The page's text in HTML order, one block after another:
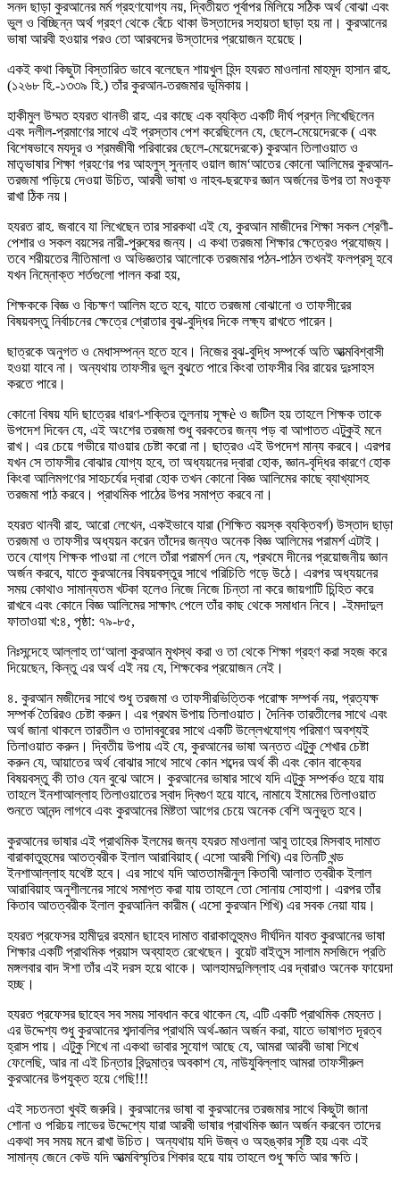
সনদ ছাড়া কুরআনের মর্ম গ্রহণযোগ্য নয়, দ্বিতীয়ত পূর্বাপর মিলিয়ে সঠিক অর্থ বোঝা এবং
ভুল ও বিচ্ছিন্ন অর্থ গ্রহণ থেকে বেঁচে থাকা উস্তাদের সহায়তা ছাড়া হয় না। কুরআনের
ভাষা আরবী হওয়ার পরও তো আরবদের উস্তাদের প্রয়োজন হয়েছে।
একই কথা কিছুটা বিস্তারিত ভাবে বলেছেন শায়খুল হিন্দ হযরত মাওলানা মাহমূদ হাসান রাহ.
(১২৬৮ হি.-১৩৩৯ হি.) তাঁর কুরআন-তরজমার ভূমিকায়।
হাকীমুল উম্মত হযরত থানভী রাহ. এর কাছে এক ব্যক্তি একটি দীর্ঘ প্রশ্ন লিখেছিলেন
এবং দলীল-প্রমাণের সাথে এই প্রস্তাব পেশ করেছিলেন যে, ছেলে-মেয়েদেরকে ( এবং
বিশেষভাবে মযদূর ও শ্রমজীবী পরিবারের ছেলে-মেয়েদেরকে) কুরআন তিলাওয়াত ও
মাতৃভাষার শিক্ষা গ্রহণের পর আহলুস্ সুন্নাহ ওয়াল জাম‘আতের কোনো আলিমের কুরআন-
তরজমা পড়িয়ে দেওয়া উচিত, আরবী ভাষা ও নাহব-ছরফের জ্ঞান অর্জনের উপর তা মওকূফ
রাখা ঠিক নয়।
হযরত রাহ. জবাবে যা লিখেছেন তার সারকথা এই যে, কুরআন মাজীদের শিক্ষা সকল শ্রেণী-
পেশার ও সকল বয়সের নারী-পুরুষের জন্য। এ কথা তরজমা শিক্ষার ক্ষেত্রেও প্রযোজ্য।
তবে শরীয়তের নীতিমালা ও অভিজ্ঞতার আলোকে তরজমার পঠন-পাঠন তখনই ফলপ্রসূ হবে
যখন নিম্নোক্ত শর্তগুলো পালন করা হয়,
শিক্ষককে বিজ্ঞ ও বিচক্ষণ আলিম হতে হবে, যাতে তরজমা বোঝানো ও তাফসীরের
বিষয়বস্তু নির্বাচনের ক্ষেত্রে শ্রোতার বুঝ-বুদ্ধির দিকে লক্ষ্য রাখতে পারেন।
ছাত্রকে অনুগত ও মেধাসম্পন্ন হতে হবে। নিজের বুঝ-বুদ্ধি সম্পর্কে অতি আত্মবিশ্বাসী
হওয়া যাবে না। অন্যথায় তাফসীর ভুল বুঝতে পারে কিংবা তাফসীর বির রায়ের দুঃসাহস
করতে পারে।
কোনো বিষয় যদি ছাত্রের ধারণ-শক্তির তুলনায় সূক্ষè ও জটিল হয় তাহলে শিক্ষক তাকে
উপদেশ দিবেন যে, এই অংশের তরজমা শুধু বরকতের জন্য পড় বা আপাতত এটুকুই মনে
রাখ। এর চেয়ে গভীরে যাওয়ার চেষ্টা করো না। ছাত্রও এই উপদেশ মান্য করবে। এরপর
যখন সে তাফসীর বোঝার যোগ্য হবে, তা অধ্যয়নের দ্বারা হোক, জ্ঞান-বৃদ্ধির কারণে হোক
কিংবা আলিমগণের সাহচর্যের দ্বারা হোক তখন কোনো বিজ্ঞ আলিমের কাছে ব্যাখ্যাসহ
তরজমা পাঠ করবে। প্রাথমিক পাঠের উপর সমাপ্ত করবে না।
হযরত থানবী রাহ. আরো লেখেন, একইভাবে যারা (শিক্ষিত বয়স্ক ব্যক্তিবর্গ) উস্তাদ ছাড়া
তরজমা ও তাফসীর অধ্যয়ন করেন তাঁদের জন্যও অনেক বিজ্ঞ আলিমের পরামর্শ এটাই।
তবে যোগ্য শিক্ষক পাওয়া না গেলে তাঁরা পরামর্শ দেন যে, প্রথমে দীনের প্রয়োজনীয় জ্ঞান
অর্জন করবে, যাতে কুরআনের বিষয়বস্তুর সাথে পরিচিতি গড়ে উঠে। এরপর অধ্যয়নের
সময় কোথাও সামান্যতম খটকা হলেও নিজে নিজে চিন্তা না করে জায়গাটি চিন্হিত করে
রাখবে এবং কোনে বিজ্ঞ আলিমের সাক্ষাৎ পেলে তাঁর কাছ থেকে সমাধান নিবে। -ইমদাদুল
ফাতাওয়া খ:৪, পৃষ্ঠা: ৭৯-৮৫,
নিঃসন্দেহে আল্লাহ তা‘আলা কুরআন মুখস্থ করা ও তা থেকে শিক্ষা গ্রহণ করা সহজ করে
দিয়েছেন, কিন্তু এর অর্থ এই নয় যে, শিক্ষকের প্রয়োজন নেই।
৪. কুরআন মজীদের সাথে শুধু তরজমা ও তাফসীরভিত্তিক পরোক্ষ সম্পর্ক নয়, প্রত্যক্ষ
সম্পর্ক তৈরিরও চেষ্টা করুন। এর প্রথম উপায় তিলাওয়াত। দৈনিক তারতীলের সাথে এবং
অর্থ জানা থাকলে তারতীল ও তাদাববুরের সাথে একটি উল্লেখযোগ্য পরিমাণ অবশ্যই
তিলাওয়াত করুন। দ্বিতীয় উপায় এই যে, কুরআনের ভাষা অন্তত এটুকু শেখার চেষ্টা
করুন যে, আয়াতের অর্থ বোঝার সাথে সাথে কোন শব্দের অর্থ কী এবং কোন বাক্যের
বিষয়বস্তু কী তাও যেন বুঝে আসে। কুরআনের ভাষার সাথে যদি এটুকু সম্পর্কও হয়ে যায়
তাহলে ইনশাআল্লাহ তিলাওয়াতের স্বাদ দ্বিগুণ হয়ে যাবে, নামাযে ইমামের তিলাওয়াত
শুনতে আনন্দ লাগবে এবং কুরআনের মিষ্টতা আগের চেয়ে অনেক বেশি অনুভূত হবে।
কুরআনের ভাষার এই প্রাথমিক ইলমের জন্য হযরত মাওলানা আবু তাহের মিসবাহ দামাত
বারাকাতুহুমের আতত্বরীক ইলাল আরাবিয়াহ ( এসো আরবী শিখি) এর তিনটি খন্ড
ইনশাআল্লাহ যথেষ্ট হবে। এর সাথে যদি আততামরীনুল কিতাবী আলাত ত্বরীক ইলাল
আরাবিয়াহ অনুশীলনের সাথে সমাপ্ত করা যায় তাহলে তো সোনায় সোহাগা। এরপর তাঁর
কিতাব আতত্বরীক ইলাল কুরআনিল কারীম ( এসো কুরআন শিখি) এর সবক নেয়া যায়।
হযরত প্রফেসর হামীদুর রহমান ছাহেব দামাত বারাকাতুহুমও দীর্ঘদিন যাবত কুরআনের ভাষা
শিক্ষার একটি প্রাথমিক প্রয়াস অব্যাহত রেখেছেন। বুয়েট বাইতুস সালাম মসজিদে প্রতি
মঙ্গলবার বাদ ঈশা তাঁর এই দরস হয়ে থাকে। আলহামদুলিল্লাহ এর দ্বারাও অনেক ফায়েদা
হচ্ছ।
হযরত প্রফেসর ছাহেব সব সময় সাবধান করে থাকেন যে, এটি একটি প্রাথমিক মেহনত।
এর উদ্দেশ্য শুধু কুরআনের শব্দাবলির প্রাথমি অর্থ-জ্ঞান অর্জন করা, যাতে ভাষাগত দূরত্ব
হ্রাস পায়। এটুকু শিখে না একথা ভাবার সুযোগ আছে যে, আমরা আরবী ভাষা শিখে
ফেলেছি, আর না এই চিন্তার বিন্দুমাত্র অবকাশ যে, নাউযুবিল্লাহ আমরা তাফসীরুল
কুরআনের উপযুক্ত হয়ে গেছি!!!
এই সচতনতা খুবই জরুরি। কুরআনের ভাষা বা কুরআনের তরজমার সাথে কিছুটা জানা
শোনা ও পরিচয় লাভের উদ্দেশ্যে যারা আরবী ভাষার প্রাথমিক জ্ঞান অর্জন করবেন তাদের
একথা সব সময় মনে রাখা উচিত। অন্যথায় যদি উজ্ব ও অহঙ্কার সৃষ্টি হয় এবং এই
সামান্য জেনে কেউ যদি আত্মবিস্মৃতির শিকার হয়ে যায় তাহলে শুধু ক্ষতি আর ক্ষতি।